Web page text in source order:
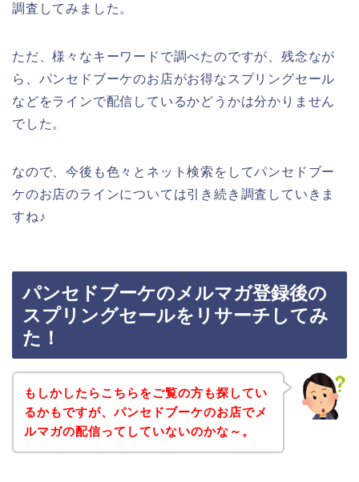
調査してみました。
ただ、様々なキーワードで調べたのですが、残念なが
ら、パンセドブーケのお店がお得なスプリングセール
などをラインで配信しているかどうかは分かりません
でした。
なので、今後も色々とネット検索をしてパンセドブー
ケのお店のラインについては引き続き調査していきま
すね♪
パンセドブーケのメルマガ登録後の
スプリングセールをリサーチしてみ
た！
もしかしたらこちらをご覧の方も探してい
るかもですが、パンセドブーケのお店でメ
ルマガの配信ってしていないのかな～。